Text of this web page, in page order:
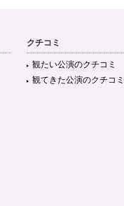
クチコミ
観たい公演のクチコミ
観てきた公演のクチコミ